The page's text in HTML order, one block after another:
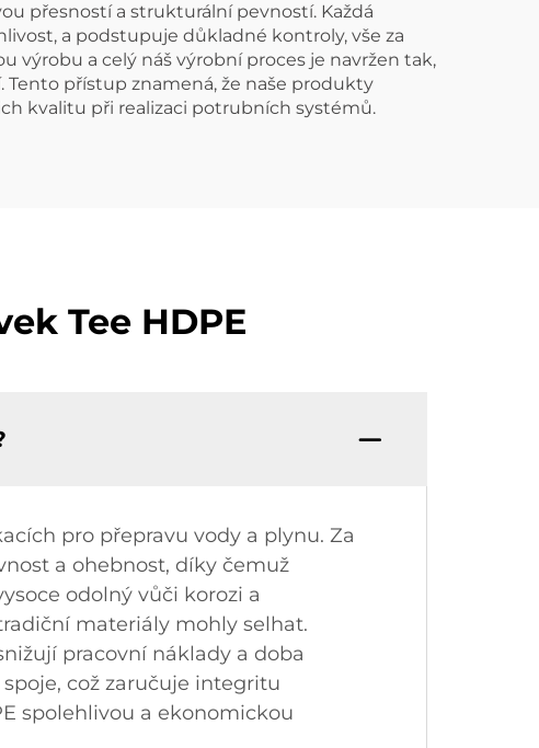
přesností a strukturální pevností. Každá
a podstupuje důkladné kontroly, vše za
a celý náš výrobní proces je navržen tak,
přístup znamená, že naše produkty
kvalitu při realizaci potrubních systémů.
Tee HDPE
pro přepravu vody a plynu. Za
a ohebnost, díky čemuž
odolný vůči korozi a
materiály mohly selhat.
pracovní náklady a doba
což zaručuje integritu
spolehlivou a ekonomickou